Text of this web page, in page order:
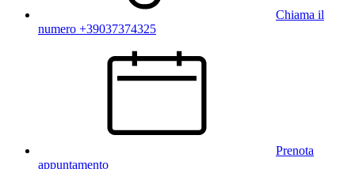
Chiama il
numero +39037374325
Prenota
appuntamento